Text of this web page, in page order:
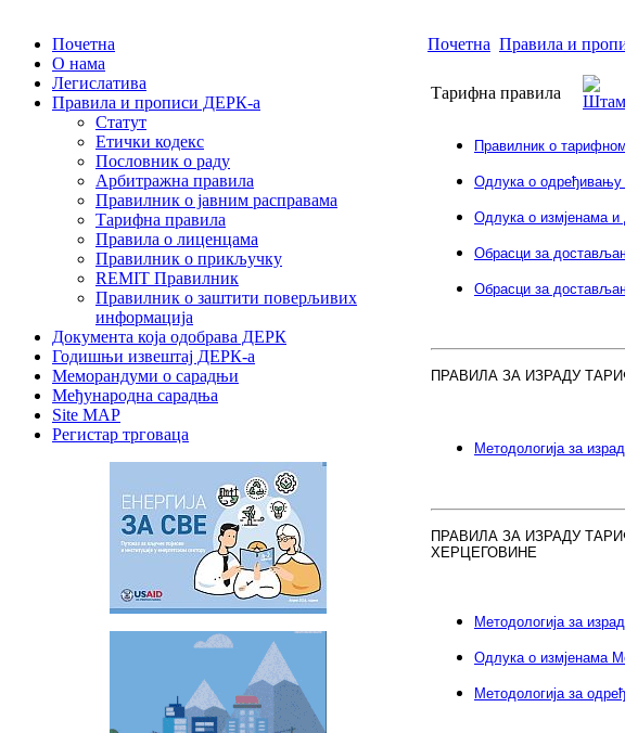
Почетна
О нама
Легислатива
Правила и прописи ДЕРК-а
Статут
Етички кодекc
Пословник о раду
Арбитражна правила
Правилник о јавним расправама
Тарифна правила
Правила о лиценцама
Правилник о прикључку
REMIT Правилник
Правилник о заштити поверљивих
информација
Документа која одобрава ДЕРК
Годишњи извештај ДЕРК-а
Меморандуми о сарадњи
Међународна сарадња
Site MAP
Регистар трговаца
Почетна Правила и
Тарифна правила
Правилник о
Одлука о одређивању
Одлука о измјенама и
Обрасци за
Обрасци за
ПРАВИЛА ЗА ИЗРАДУ
Методологијa за
ПРАВИЛА ЗА ИЗРАДУ
ХЕРЦЕГОВИНЕ
Методологија за
Одлука о измјенама
Методологија за